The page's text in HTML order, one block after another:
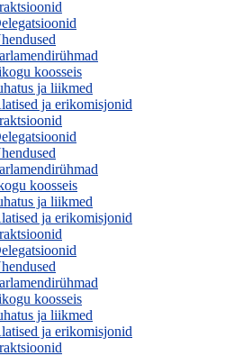
koosseis
ja liikmed
ja erikomisjonid
koosseis
ja liikmed
ja erikomisjonid
koosseis
ja liikmed
ja erikomisjonid